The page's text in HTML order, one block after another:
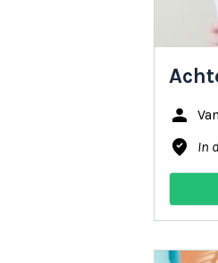
person
where_to_vote In